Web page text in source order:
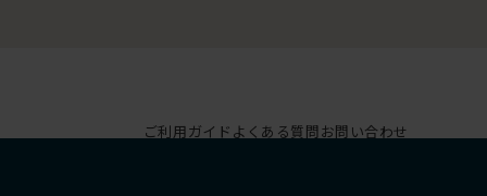
ご利用ガイド よくある質問お問い合わせ